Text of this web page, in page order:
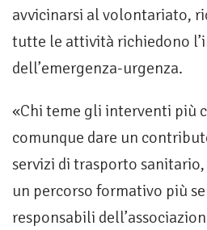
avvicinarsi al volontariato,
tutte le attività richiedono
dell’emergenza-urgenza.
«Chi teme gli interventi più
comunque dare un
servizi di trasporto
un percorso formativo più
responsabili